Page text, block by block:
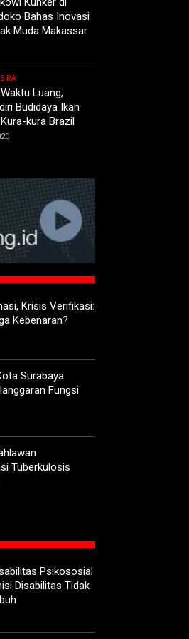
Bahas Inovasi
Muda Makassar
Luang,
Budidaya Ikan
kura Brazil
Krisis Verifikasi:
Kebenaran?
Surabaya
Fungsi
Tuberkulosis
Psikososial
Disabilitas Tidak